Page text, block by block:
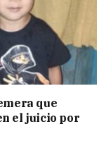
que
el juicio por